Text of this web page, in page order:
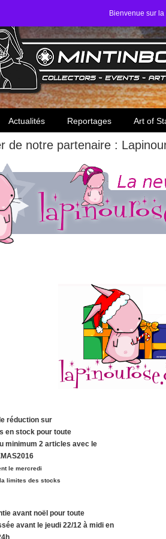
Bienvenue sur
collectionneurs Star Wars
Actualités Reportages Art of
de notre partenaire :
réduction sur
en stock pour toute
minimum 2 articles avec le
le mercredi
limites des stocks
avant noël pour toute
avant le jeudi 22/12 à midi en